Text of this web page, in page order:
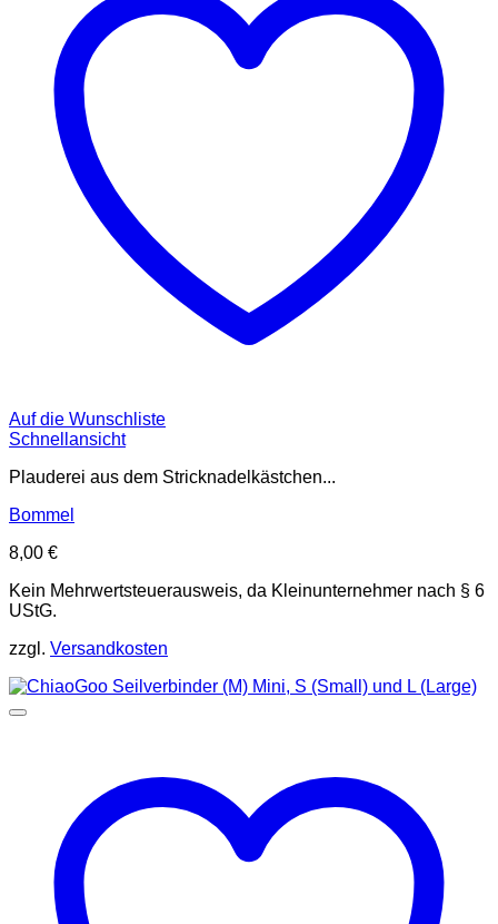
Auf die Wunschliste
Schnellansicht
Plauderei aus dem Stricknadelkästchen...
Bommel
8,00 €
Kein Mehrwertsteuerausweis, da Kleinunternehmer nach § 6
UStG.
zzgl. Versandkosten